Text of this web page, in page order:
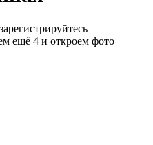
ещё 4 и откроем фото